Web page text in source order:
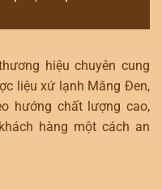
hiệu chuyên cung
liệu xứ lạnh Măng Đen,
hướng chất lượng cao,
hàng một cách an